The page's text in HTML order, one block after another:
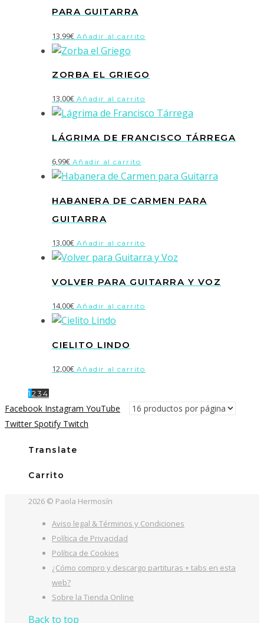
PARA GUITARRA
13,99€ Añadir al carrito
ZORBA EL GRIEGO
13,00€ Añadir al carrito
LÁGRIMA DE FRANCISCO TÁRREGA
6,99€ Añadir al carrito
HABANERA DE CARMEN PARA
GUITARRA
13,00€ Añadir al carrito
VOLVER PARA GUITARRA Y VOZ
14,00€ Añadir al carrito
CIELITO LINDO
12,00€ Añadir al carrito
1234
Facebook Instagram YouTube
Twitter Spotify Twitch
Translate
Carrito
2026 © Paola Hermosín
Aviso legal & Términos y Condiciones
Política de Privacidad
Política de Cookies
¿Cómo compro y descargo partituras + tabs en esta
web?
Sobre la Tienda Online
Back to top